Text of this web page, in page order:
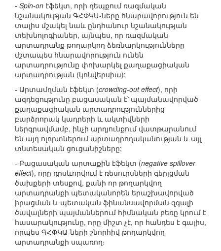
- Spin-on էֆեկտ, որի դեպքում ռազմական
նշանակության ԳՀՓԿԱ-ները հնարավորություն են
տալիս մշակել նաև ընդհանուր նշանակության
տեխնոլոգիաներ, այնպես, որ ռազմական
արտադրանք թողարկող ձեռնարկությունները
մշտապես հնարավորություն ունեն
արտադրությունը փոխարկել քաղաքացիական
արտադրության (կոնվերսիա);
- Արտամղման էֆեկտ (crowding-out effect), որի
ազդեցությունը բացասական է՝ պայմանավորված
քաղաքացիական արտադրություններից
բարձրորակ կադրերի և ակտիվների
ներգրավմամբ, ինչի արդյունքում վատթարանում
են այդ ոլորտներում արտադրողականության և այլ
տնտեսական ցուցանիշները;
- Բացասական արտաքին էֆեկտ (negative spillover
effect), որը դրսևորվում է ռեսուրսների գերլցման
ծախքերի տեսքով, քանի որ թողարկվող
արտադրանքի պետականորեն երաշխավորված
իրացման և պետական ֆինանսավորման զգալի
ծավալների պայմաններում հիմնական բեռը կրում է
հասարակությունը, որը միշտ չէ, որ հանդես է գալիս,
որպես ԳՀՓԿԱ-ների շնորհիվ թողարկվող
արտադրանքի սպառող։